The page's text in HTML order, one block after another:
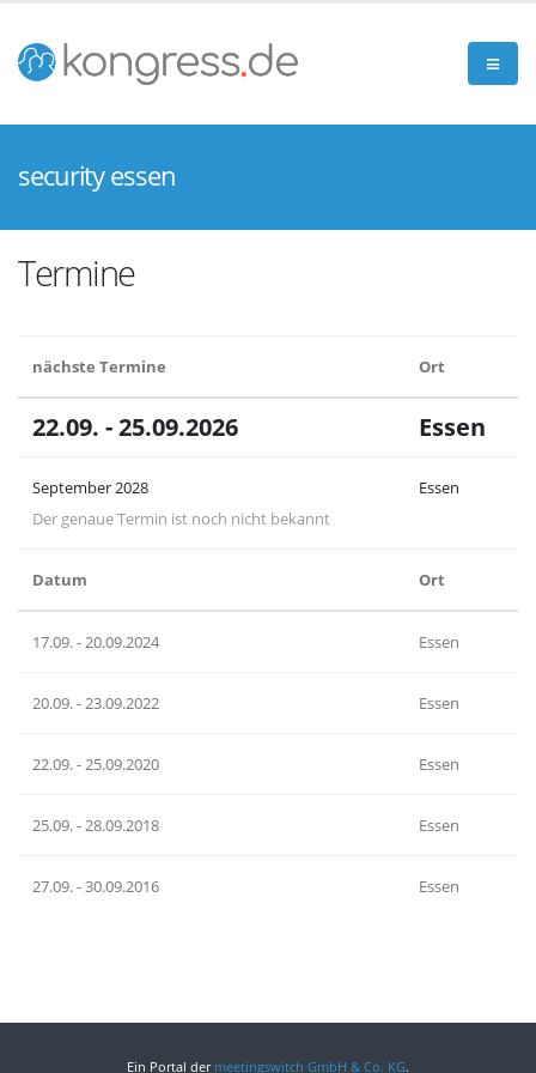
security essen
Termine
nächste Termine Ort
22.09. - 25.09.2026 Essen
September 2028
Der genaue Termin ist noch nicht bekannt
Essen
Datum Ort
17.09. - 20.09.2024 Essen
20.09. - 23.09.2022 Essen
22.09. - 25.09.2020 Essen
25.09. - 28.09.2018 Essen
27.09. - 30.09.2016 Essen
Ein Portal der meetingswitch GmbH & Co. KG.